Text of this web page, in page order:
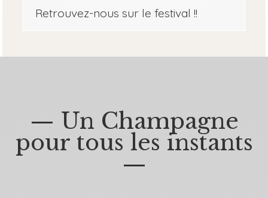
Retrouvez-nous sur le festival !!
— Un Champagne
pour tous les instants
—